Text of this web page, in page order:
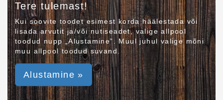
Tere tulemast!
Kui soovite toodet esimest korda häälestada või
lisada arvutit ja/või nutiseadet, valige allpool
toodud nupp „Alustamine”. Muul juhul valige mõni
muu allpool toodud suvand.
Alustamine »